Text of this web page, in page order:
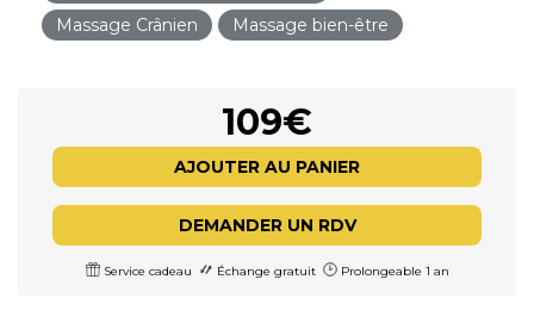
Massage Crânien
Massage bien-être
109€
AJOUTER AU PANIER
DEMANDER UN RDV
Service cadeau Échange gratuit Prolongeable 1 an